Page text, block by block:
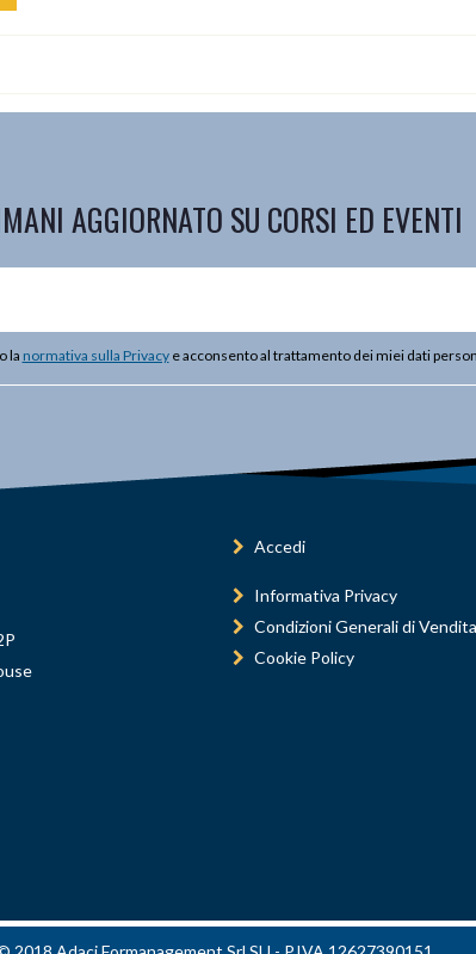
AGGIORNATO SU CORSI ED EVENTI
la normativa sulla Privacye acconsento al trattamento dei miei dati
Accedi
Informativa Privacy
Condizioni Generali di Vendita
Cookie Policy